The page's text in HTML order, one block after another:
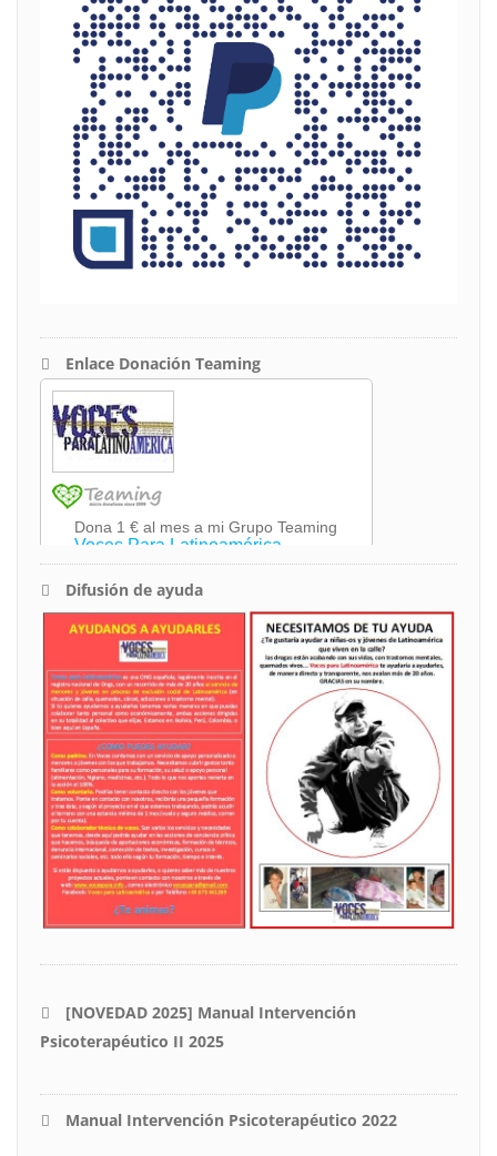
Enlace Donación Teaming
Difusión de ayuda
[NOVEDAD 2025] Manual Intervención
Psicoterapéutico II 2025
Manual Intervención Psicoterapéutico 2022